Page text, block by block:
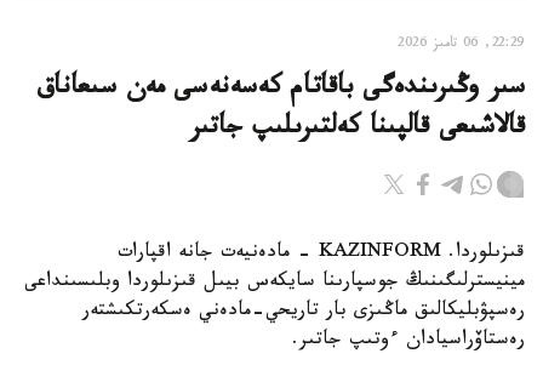
22:29, 06 تامىز 2026
سىر وڭىرىندەگى باقاتام كەسەنەسى مەن سىعاناق
قالاشىعى قالپىنا كەلتىرىلىپ جاتىر
قىزىلوردا. KAZINFORM - مادەنيەت جانە اقپارات
مينيسترلىگىنىڭ جوسپارىنا سايكەس بيىل قىزىلوردا وبلىسىنداعى
رەسپۋبليكالىق ماڭىزى بار تاريحي-مادەني ەسكەرتكىشتەر
رەستاۆراسيادان ءوتىپ جاتىر.